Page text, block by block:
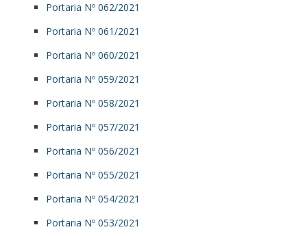
Portaria Nº 062/2021
Portaria Nº 061/2021
Portaria Nº 060/2021
Portaria Nº 059/2021
Portaria Nº 058/2021
Portaria Nº 057/2021
Portaria Nº 056/2021
Portaria Nº 055/2021
Portaria Nº 054/2021
Portaria Nº 053/2021